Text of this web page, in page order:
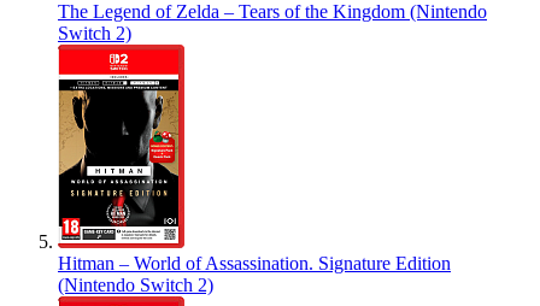
The Legend of Zelda – Tears of the Kingdom (Nintendo
Switch 2)
Hitman – World of Assassination. Signature Edition
(Nintendo Switch 2)